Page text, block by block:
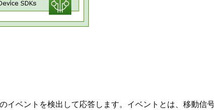
イベントを検出して応答します。イベントとは、移動